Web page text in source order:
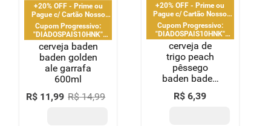
+20% OFF - Prime ou
Pague c/ Cartão Nosso
Pay
Cupom Progressivo:
"DIADOSPAIS10HNK"
|"DIADOSPAIS20HNK" |
"DIADOSPAIS30HNK" |
limitado a 2 pedido por
CPF
cerveja baden
baden golden
ale garrafa
600ml
R$ 11,99 R$ 14,99
+20% OFF - Prime ou
Pague c/ Cartão Nosso
Pay
Cupom Progressivo:
"DIADOSPAIS10HNK"
|"DIADOSPAIS20HNK" |
"DIADOSPAIS30HNK" |
limitado a 2 pedido por
CPF
cerveja de
trigo peach
pêssego
baden baden
lata 350ml
R$ 6,39